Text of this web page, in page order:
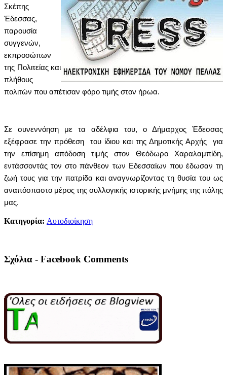
Σκέπης
Έδεσσας,
παρουσία
συγγενών,
εκπροσώπων
της Πολιτείας και
πλήθους
πολιτών που απέτισαν φόρο τιμής στον ήρωα.
Σε συνεννόηση με τα αδέλφια του, ο Δήμαρχος Έδεσσας
εξέφρασε την πρόθεση του ίδιου και της Δημοτικής Αρχής για
την επίσημη απόδοση τιμής στον Θεόδωρο Χαραλαμπίδη,
εντάσσοντάς τον στο πάνθεον των Εδεσσαίων που έδωσαν τη
ζωή τους για την πατρίδα και αναγνωρίζοντας τη θυσία του ως
αναπόσπαστο μέρος της συλλογικής ιστορικής μνήμης της πόλης
μας.
Κατηγορία: Αυτοδιοίκηση
Σχόλια - Facebook Comments